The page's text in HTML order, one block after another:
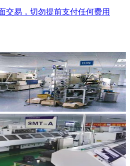
交易，切勿提前支付任何费用